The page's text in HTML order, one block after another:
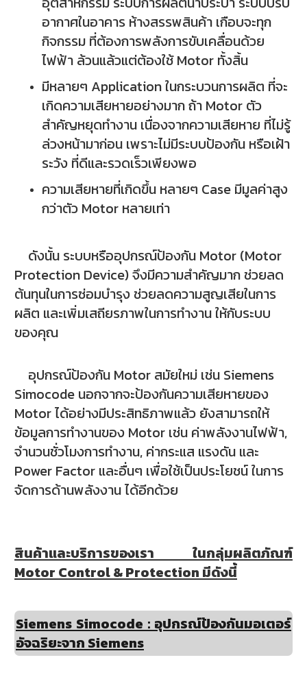
อากาศในอาคาร ห้างสรรพสินค้า เกือบจะทุก
กิจกรรม ที่ต้องการพลังการขับเคลื่อนด้วย
ไฟฟ้า ล้วนแล้วแต่ต้องใช้ Motor ทั้งสิ้น
มีหลายๆ Application ในกระบวนการผลิต ที่จะ
เกิดความเสียหายอย่างมาก ถ้า Motor ตัว
สำคัญหยุดทำงาน เนื่องจากความเสียหาย ที่ไม่รู้
ล่วงหน้ามาก่อน เพราะไม่มีระบบป้องกัน หรือเฝ้า
ระวัง ที่ดีและรวดเร็วเพียงพอ
ความเสียหายที่เกิดขึ้น หลายๆ Case มีมูลค่าสูง
กว่าตัว Motor หลายเท่า
ดังนั้น ระบบหรืออุปกรณ์ป้องกัน Motor (Motor
Protection Device) จึงมีความสำคัญมาก ช่วยลด
ต้นทุนในการซ่อมบำรุง ช่วยลดความสูญเสียในการ
ผลิต และเพิ่มเสถียรภาพในการทำงาน ให้กับระบบ
ของคุณ
อุปกรณ์ป้องกัน Motor สมัยใหม่ เช่น Siemens
Simocode นอกจากจะป้องกันความเสียหายของ
Motor ได้อย่างมีประสิทธิภาพแล้ว ยังสามารถให้
ข้อมูลการทำงานของ Motor เช่น ค่าพลังงานไฟฟ้า,
จำนวนชั่วโมงการทำงาน, ค่ากระแส แรงดัน และ
Power Factor และอื่นๆ เพื่อใช้เป็นประโยชน์ ในการ
จัดการด้านพลังงาน ได้อีกด้วย
สินค้าและบริการของเรา ในกลุ่มผลิตภัณฑ์
Motor Control & Protection มีดังนี้
Siemens Simocode : อุปกรณ์ป้องกันมอเตอร์
อัจฉริยะจาก Siemens